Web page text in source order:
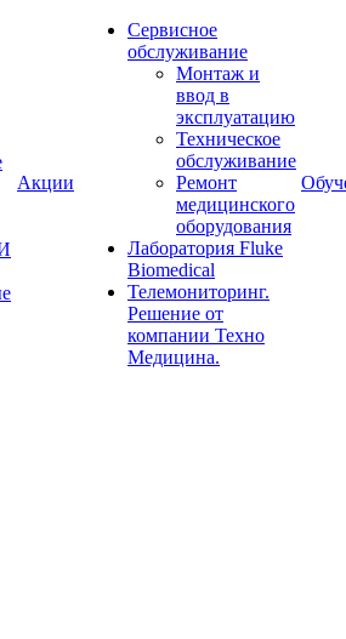
Акции
Сервисное
обслуживание
Монтаж и
ввод в
эксплуатацию
Техническое
обслуживание
Ремонт
медицинского
оборудования
Лаборатория Fluke
Biomedical
Телемониторинг.
Решение от
компании Техно
Медицина.